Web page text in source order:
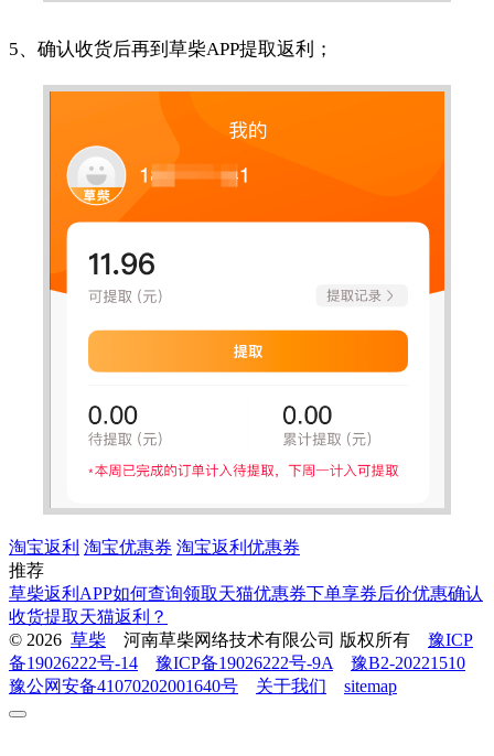
5、确认收货后再到草柴APP提取返利；
淘宝返利 淘宝优惠券 淘宝返利优惠券
推荐
草柴返利APP如何查询领取天猫优惠券下单享券后价优惠确认
收货提取天猫返利？
© 2026 草柴 河南草柴网络技术有限公司 版权所有 豫ICP
备19026222号-14
豫ICP备19026222号-9A
豫B2-20221510
豫公网安备41070202001640号
关于我们 sitemap